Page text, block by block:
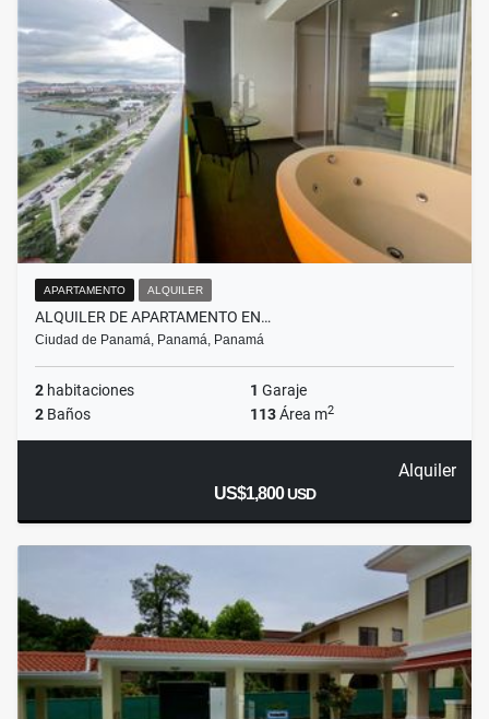
APARTAMENTO ALQUILER
ALQUILER DE APARTAMENTO EN…
Ciudad de Panamá, Panamá, Panamá
2 habitaciones 1 Garaje
2 Baños 113Área m2
Alquiler
US$1,800USD